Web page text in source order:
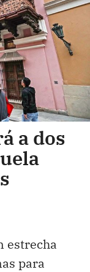
a dos
estrecha
para